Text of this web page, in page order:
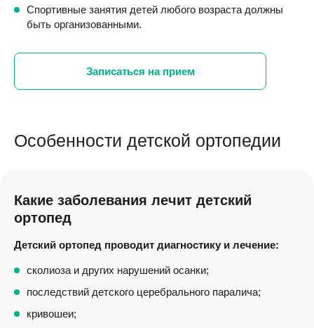
Спортивные занятия детей любого возраста должны
быть организованными.
Записаться на прием
Особенности детской ортопедии
Какие заболевания лечит детский
ортопед
Детский ортопед проводит диагностику и лечение:
сколиоза и других нарушений осанки;
последствий детского церебрального паралича;
кривошеи;